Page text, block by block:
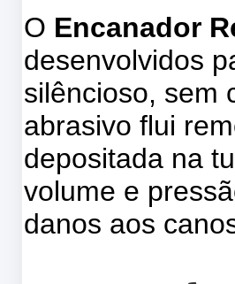
O Encanador
desenvolvidos
silêncioso, sem
abrasivo flui
depositada na
volume e
danos aos